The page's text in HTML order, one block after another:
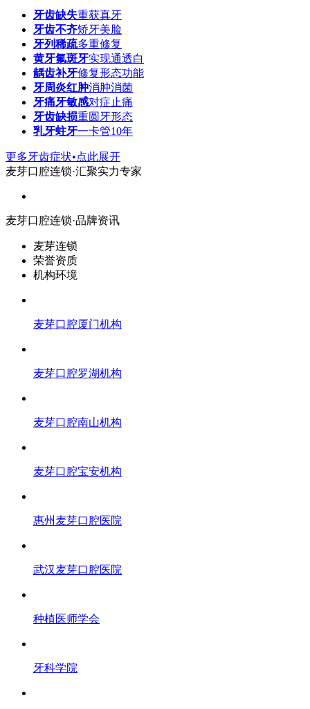
牙齿缺失重获真牙
牙齿不齐矫牙美脸
牙列稀疏多重修复
黄牙氟斑牙实现通透白
龋齿补牙修复形态功能
牙周炎红肿消肿消菌
牙痛牙敏感对症止痛
牙齿缺损重圆牙形态
乳牙蛀牙一卡管10年
更多牙齿症状•点此展开
麦芽口腔连锁·汇聚实力专家
麦芽口腔连锁·品牌资讯
麦芽连锁
荣誉资质
机构环境
麦芽口腔厦门机构
麦芽口腔罗湖机构
麦芽口腔南山机构
麦芽口腔宝安机构
惠州麦芽口腔医院
武汉麦芽口腔医院
种植医师学会
牙科学院